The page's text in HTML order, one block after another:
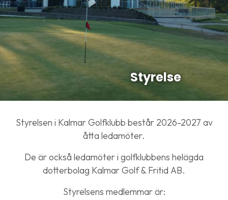
Styrelse
Styrelsen i Kalmar Golfklubb består 2026-2027 av
åtta ledamöter.
De är också ledamöter i golfklubbens helägda
dotterbolag Kalmar Golf & Fritid AB.
Styrelsens medlemmar är: